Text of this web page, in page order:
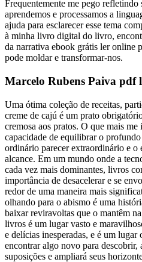
Frequentemente me pego refletindo
aprendemos e processamos a
ajuda para esclarecer esse tema
à minha livro digital do livro,
da narrativa ebook grátis ler online
pode moldar e transformar-nos.
Marcelo Rubens Paiva pdf
Uma ótima coleção de receitas,
creme de cajú é um prato
cremosa aos pratos. O que mais
capacidade de equilibrar o
ordinário parecer extraordinário e o
alcance. Em um mundo onde a
cada vez mais dominantes, livros
importância de desacelerar e se
redor de uma maneira mais
olhando para o abismo é uma
baixar reviravoltas que o mantêm
livros é um lugar vasto e
e delícias inesperadas, e é um
encontrar algo novo para descobrir,
suposições e ampliará seus